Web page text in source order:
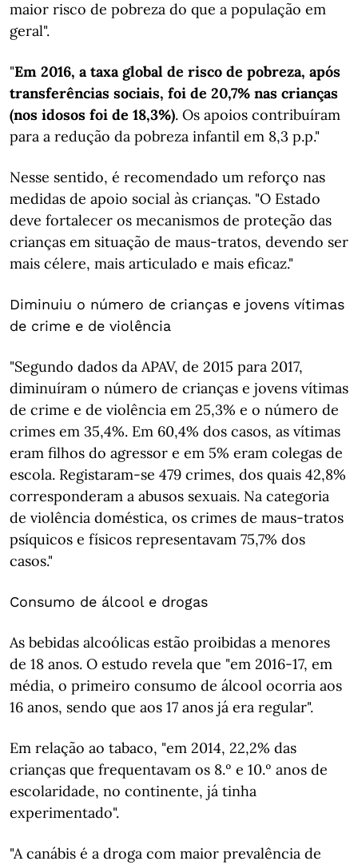
maior risco de pobreza do que a população em
geral".
"Em 2016, a taxa global de risco de pobreza, após
transferências sociais, foi de 20,7% nas crianças
(nos idosos foi de 18,3%). Os apoios contribuíram
para a redução da pobreza infantil em 8,3 p.p."
Nesse sentido, é recomendado um reforço nas
medidas de apoio social às crianças. "O Estado
deve fortalecer os mecanismos de proteção das
crianças em situação de maus-tratos, devendo ser
mais célere, mais articulado e mais eficaz."
Diminuiu o número de crianças e jovens vítimas
de crime e de violência
"Segundo dados da APAV, de 2015 para 2017,
diminuíram o número de crianças e jovens vítimas
de crime e de violência em 25,3% e o número de
crimes em 35,4%. Em 60,4% dos casos, as vítimas
eram filhos do agressor e em 5% eram colegas de
escola. Registaram-se 479 crimes, dos quais 42,8%
corresponderam a abusos sexuais. Na categoria
de violência doméstica, os crimes de maus-tratos
psíquicos e físicos representavam 75,7% dos
casos."
Consumo de álcool e drogas
As bebidas alcoólicas estão proibidas a menores
de 18 anos. O estudo revela que "em 2016-17, em
média, o primeiro consumo de álcool ocorria aos
16 anos, sendo que aos 17 anos já era regular".
Em relação ao tabaco, "em 2014, 22,2% das
crianças que frequentavam os 8.º e 10.º anos de
escolaridade, no continente, já tinha
experimentado".
"A canábis é a droga com maior prevalência de